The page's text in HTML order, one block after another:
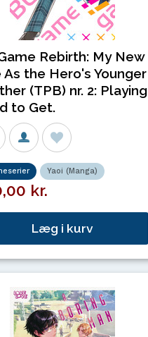
Rebirth: My New
As the Hero's Younger
(TPB) nr. 2: Playing
to Get.
Yaoi (Manga)
kr.
Læg i kurv